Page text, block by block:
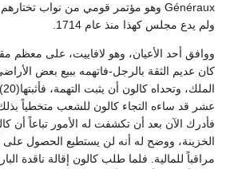
ولم يدع مجلس كهذا منذ عام 1714.
ووافق أحد الأعيان، وهو لافاييت، على معظم
كان عديم الثقة بالرجل-فاتهمه ببيع بعض
عشر قد ساءه التجاء كالون للشعب متخطياً
فأدرك الآن بعد أن تكشفت له الأمور تباعاً أن
الخزينة، ووضح له أنه لن يستطيع الحصول على
مراقباً للمالية. فلما طلب كالون إقالة ناقدة